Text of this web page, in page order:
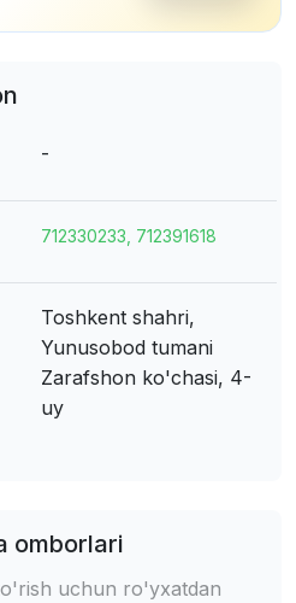
-
712330233, 712391618
Toshkent shahri,
Yunusobod tumani
Zarafshon ko'chasi, 4-
uy
omborlari
uchun ro'yxatdan